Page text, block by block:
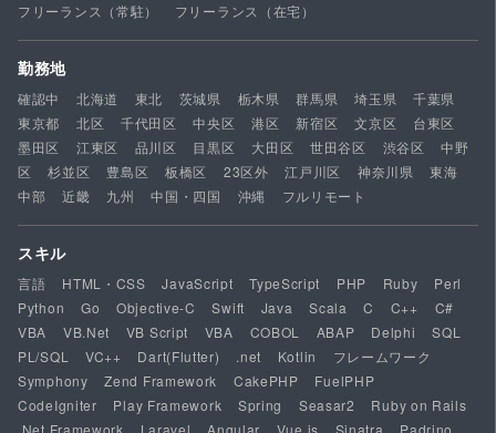
フリーランス（常駐） フリーランス（在宅）
勤務地
確認中 北海道 東北 茨城県 栃木県 群馬県 埼玉県
千葉県
東京都
北区 千代田区 中央区 港区 新宿区 文京区
台東区
墨田区
江東区 品川区 目黒区 大田区 世田谷区 渋谷区
中野
区
杉並区 豊島区 板橋区 23区外 江戸川区 神奈川県
東海
中部
近畿 九州 中国・四国 沖縄 フルリモート
スキル
言語 HTML・CSS JavaScript TypeScript PHP Ruby
Perl
Python
Go Objective-C Swift Java Scala C C++
C#
VBA
VB.Net VB Script VBA COBOL ABAP Delphi
SQL
PL/SQL
VC++ Dart(Flutter) .net Kotlin
フレームワーク
Symphony
Zend Framework CakePHP
FuelPHP
CodeIgniter
Play Framework Spring Seasar2
Ruby on Rails